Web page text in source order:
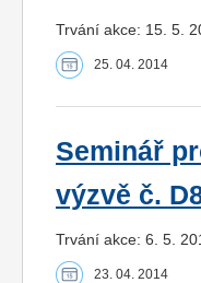
Trvání akce: 15. 5.
25. 04. 2014
Seminář
výzvě č.
Trvání akce: 6. 5.
23. 04. 2014